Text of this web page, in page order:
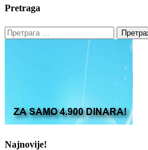
Pretraga
Претрага
за:
Najnovije!